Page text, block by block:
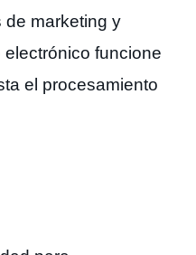
de marketing y
funcione
el procesamiento